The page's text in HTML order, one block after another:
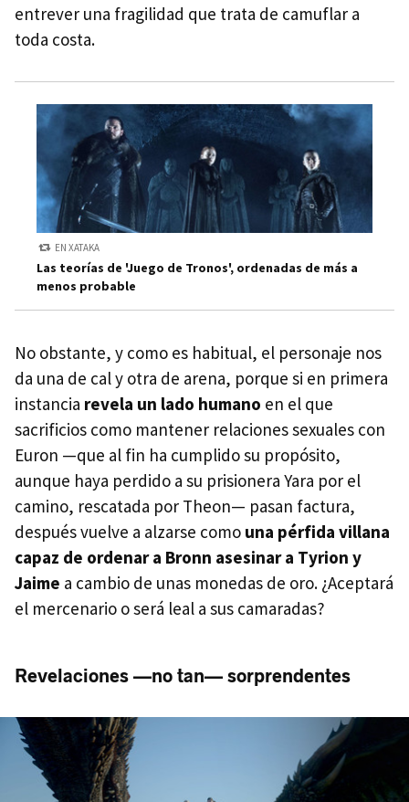
entrever una fragilidad que trata de camuflar a
toda costa.
EN XATAKA
Las teorías de 'Juego de Tronos', ordenadas de más a
menos probable
No obstante, y como es habitual, el personaje nos
da una de cal y otra de arena, porque si en primera
instancia revela un lado humano en el que
sacrificios como mantener relaciones sexuales con
Euron —que al fin ha cumplido su propósito,
aunque haya perdido a su prisionera Yara por el
camino, rescatada por Theon— pasan factura,
después vuelve a alzarse como una pérfida villana
capaz de ordenar a Bronn asesinar a Tyrion y
Jaime a cambio de unas monedas de oro. ¿Aceptará
el mercenario o será leal a sus camaradas?
Revelaciones —no tan— sorprendentes